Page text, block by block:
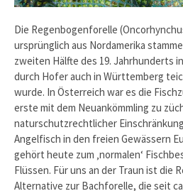
Die Regenbogenforelle
ursprünglich aus Nordamerika
zweiten Hälfte des 19. Jahrhunderts
durch Hofer auch in Württemberg
wurde. In Österreich war es die
erste mit dem Neuankömmling zu
naturschutzrechtlicher
Angelfisch in den freien Gewässern
gehört heute zum ‚normalen‘
Flüssen. Für uns an der Traun ist die
Alternative zur Bachforelle, die seit